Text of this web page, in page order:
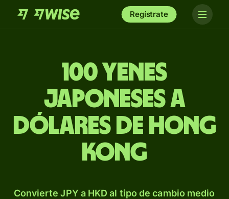
Regístrate
100 yenes
japoneses a
dólares de Hong
Kong
Convierte JPY a HKD al tipo de cambio medio